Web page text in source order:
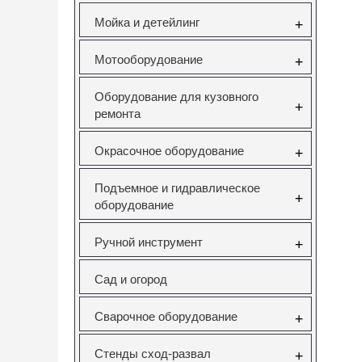
Мойка и детейлинг +
Мотооборудование +
Оборудование для кузовного
ремонта
+
Окрасочное оборудование +
Подъемное и гидравлическое
оборудование
+
Ручной инструмент +
Сад и огород
Сварочное оборудование +
Стенды сход-развал +
Вставка резьбовая
VR50727E
VR50727E
130.00руб.
Forsage F-933T1
втулок,
сайлентблоков